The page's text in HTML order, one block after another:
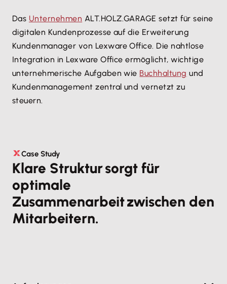
Das Unternehmen ALT.HOLZ.GARAGE setzt für seine
digitalen Kundenprozesse auf die Erweiterung
Kundenmanager von Lexware Office. Die nahtlose
Integration in Lexware Office ermöglicht, wichtige
unternehmerische Aufgaben wie Buchhaltung und
Kundenmanagement zentral und vernetzt zu
steuern.
Case Study
Klare Struktur sorgt für
optimale
Zusammenarbeit zwischen den
Mitarbeitern.